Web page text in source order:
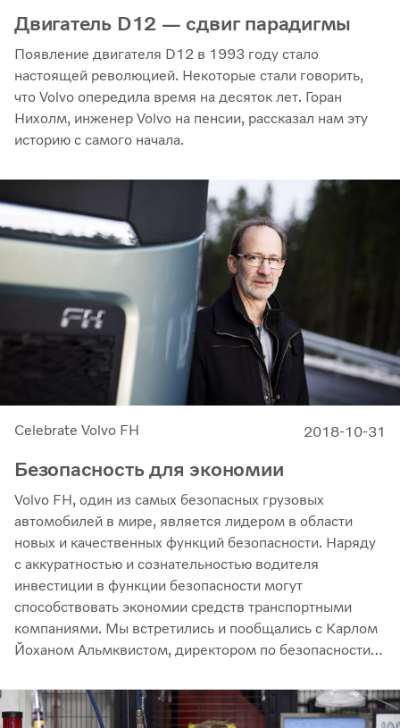
Двигатель D12 — сдвиг парадигмы
Появление двигателя D12 в 1993 году стало
настоящей революцией. Некоторые стали говорить,
что Volvo опередила время на десяток лет. Горан
Нихолм, инженер Volvo на пенсии, рассказал нам эту
историю с самого начала.
Celebrate Volvo FH 2018-10-31
Безопасность для экономии
Volvo FH, один из самых безопасных грузовых
автомобилей в мире, является лидером в области
новых и качественных функций безопасности. Наряду
с аккуратностью и сознательностью водителя
инвестиции в функции безопасности могут
способствовать экономии средств транспортными
компаниями. Мы встретились и пообщались с Карлом
Йоханом Альмквистом, директором по безопасности